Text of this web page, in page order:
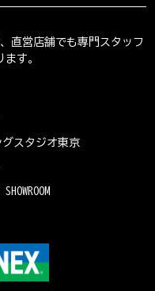
直営店舗でも専門スタッフ
す。
スタジオ東京